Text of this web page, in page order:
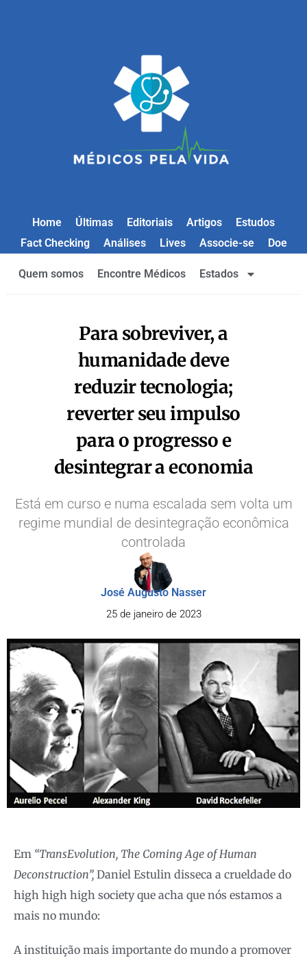
Home Últimas Editoriais Artigos
Estudos
Fact Checking
Análises Lives Associe-se Doe
Quem somos Encontre Médicos Estados
Para sobreviver, a
humanidade deve
reduzir tecnologia;
reverter seu impulso
para o progresso e
desintegrar a economia
Está em curso e numa escalada sem volta um
regime mundial de desintegração econômica
controlada
José Augusto Nasser
25 de janeiro de 2023
Em “TransEvolution, The Coming Age of Human
Deconstruction”, Daniel Estulin disseca a crueldade do
high high high society que acha que nós estamos a
mais no mundo:
A instituição mais importante do mundo a promover